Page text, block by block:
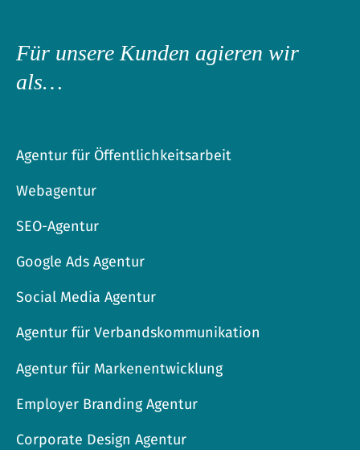
Für unsere Kunden agieren wir
als…
Agentur für Öffentlichkeitsarbeit
Webagentur
SEO-Agentur
Google Ads Agentur
Social Media Agentur
Agentur für Verbandskommunikation
Agentur für Markenentwicklung
Employer Branding Agentur
Corporate Design Agentur